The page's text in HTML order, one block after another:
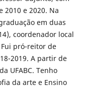
2010 e 2020. Na
em duas
coordenador local
Fui pró-reitor de
2019. A partir de
UFABC. Tenho
da arte e Ensino